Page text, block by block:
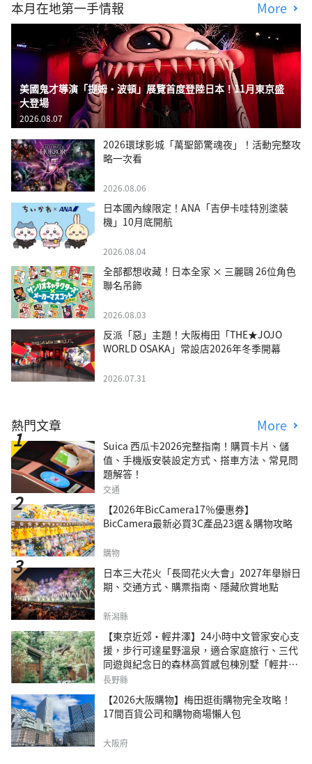
本月在地第一手情報 More
美國鬼才導演「提姆・波頓」展覽首度登陸日本！11月東京盛
大登場
2026.08.07
2026環球影城「萬聖節驚魂夜」！活動完整攻
略一次看
2026.08.06
日本國內線限定！ANA「吉伊卡哇特別塗裝
機」10月底開航
2026.08.04
全部都想收藏！日本全家 × 三麗鷗 26位角色
聯名吊飾
2026.08.03
反派「惡」主題！大阪梅田「THE★JOJO
WORLD OSAKA」常設店2026年冬季開幕
2026.07.31
熱門文章 More
Suica 西瓜卡2026完整指南！購買卡片、儲
值、手機版安裝設定方式、搭車方法、常見問
題解答！
交通
【2026年BicCamera17％優惠券】
BicCamera最新必買3C產品23選＆購物攻略
購物
日本三大花火「長岡花火大會」2027年舉辦日
期、交通方式、購票指南、隱藏欣賞地點
新潟縣
【東京近郊・輕井澤】24小時中文管家安心支
援，步行可達星野溫泉，適合家庭旅行、三代
同遊與紀念日的森林高質感包棟別墅「輕井澤
森四季VILLA」
長野縣
【2026大阪購物】梅田逛街購物完全攻略！
17間百貨公司和購物商場懶人包
大阪府